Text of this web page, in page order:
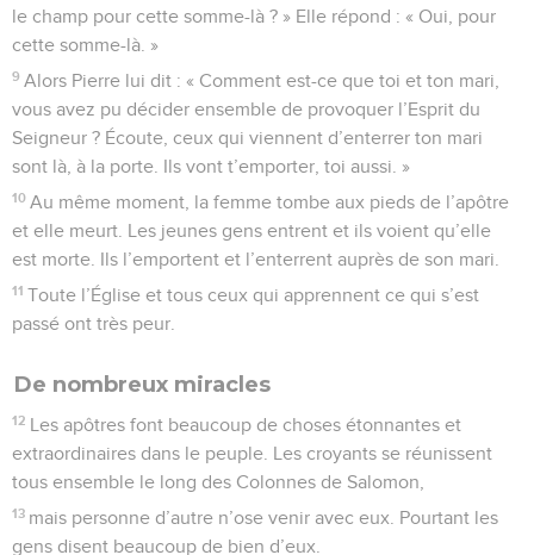
le champ pour cette somme-là ? » Elle répond : « Oui, pour
cette somme-là. »
9 Alors Pierre lui dit : « Comment est-ce que toi et ton mari,
vous avez pu décider ensemble de provoquer l’Esprit du
Seigneur ? Écoute, ceux qui viennent d’enterrer ton mari
sont là, à la porte. Ils vont t’emporter, toi aussi. »
10 Au même moment, la femme tombe aux pieds de l’apôtre
et elle meurt. Les jeunes gens entrent et ils voient qu’elle
est morte. Ils l’emportent et l’enterrent auprès de son mari.
11 Toute l’Église et tous ceux qui apprennent ce qui s’est
passé ont très peur.
De nombreux miracles
12 Les apôtres font beaucoup de choses étonnantes et
extraordinaires dans le peuple. Les croyants se réunissent
tous ensemble le long des Colonnes de Salomon,
13 mais personne d’autre n’ose venir avec eux. Pourtant les
gens disent beaucoup de bien d’eux.